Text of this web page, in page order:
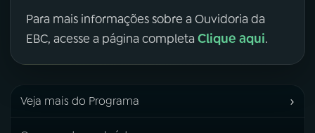
Para mais informações sobre a Ouvidoria da
EBC, acesse a página completa Clique aqui.
Veja mais do Programa ›